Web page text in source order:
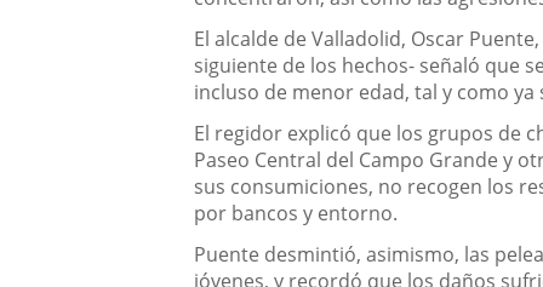
El alcalde de Valladolid, Oscar
siguiente de los hechos- señaló que
incluso de menor edad, tal y como
El regidor explicó que los grupos de
Paseo Central del Campo Grande y
sus consumiciones, no recogen los
por bancos y entorno.
Puente desmintió, asimismo, las
jóvenes, y recordó que los daños